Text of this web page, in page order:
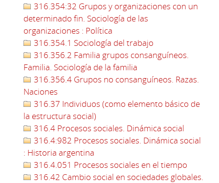
316.354:32 Grupos y organizaciones con un
determinado fin. Sociología de las
organizaciones : Política
316.354.1 Sociología del trabajo
316.356.2 Familia grupos consanguíneos.
Familia. Sociología de la familia
316.356.4 Grupos no consanguíneos. Razas.
Naciones
316.37 Individuos (como elemento básico de
la estructura social)
316.4 Procesos sociales. Dinámica social
316.4:982 Procesos sociales. Dinámica social
: Historia argentina
316.4.051 Procesos sociales en el tiempo
316.42 Cambio social en sociedades globales.